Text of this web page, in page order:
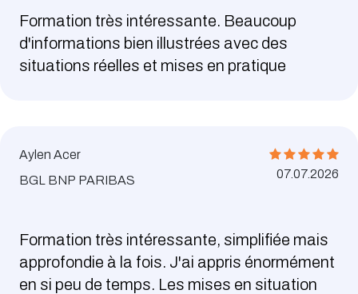
Formation très intéressante. Beaucoup
d'informations bien illustrées avec des
situations réelles et mises en pratique
Aylen Acer
BGL BNP PARIBAS
07.07.2026
Formation très intéressante, simplifiée mais
approfondie à la fois. J'ai appris énormément
en si peu de temps. Les mises en situation